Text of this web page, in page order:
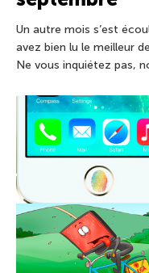
Un autre mois s’est
avez bien lu le meilleur
Ne vous inquiétez pas,